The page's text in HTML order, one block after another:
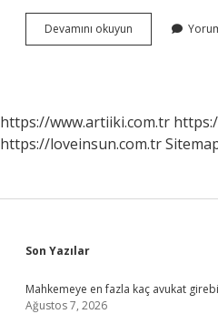
Devamını okuyun
Isimleri
https://www.artiiki.com.tr
https://loveinsun.com.tr
Sidebar
Son Yazılar
Mahkemeye en fazla kaç avukat
Ağustos 7, 2026